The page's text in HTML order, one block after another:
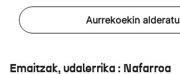
Aurrekoekin alderatu
Emaitzak, udalerrika : Nafarroa